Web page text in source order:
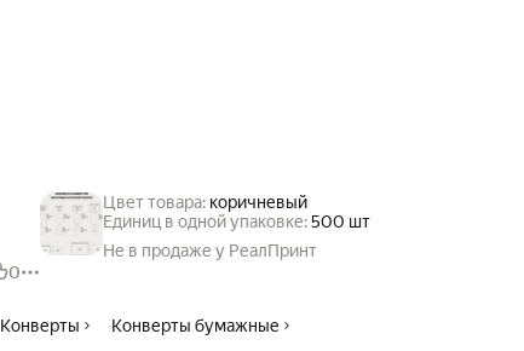
0
Цвет товара: коричневый
Единиц в одной упаковке:500 шт
Не в продаже у РеалПринт
Конверты
Конверты бумажные